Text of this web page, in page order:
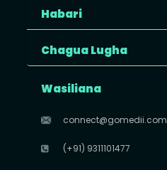
Habari
Chagua Lugha
Wasiliana
connect@gomedii.com
(+91) 9311101477